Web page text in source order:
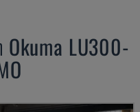
Okuma LU300-